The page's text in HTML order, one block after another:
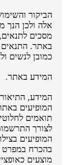
הביקור
אלה ולכן הנך
מסכים לתנאים,
באתר. התנאים
כמובן לנשים
המידע באתר.
המידע,
המופיעים באתר
תואמים
לצורך
המופיעים
בהכרח במפרט
מוצעים